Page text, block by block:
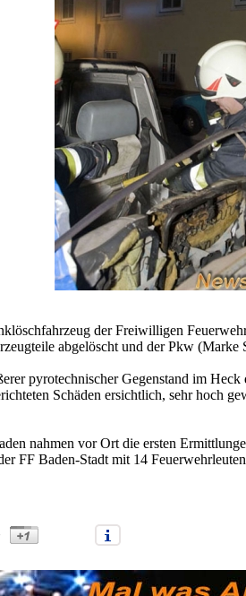
der Freiwilligen
abgelöscht und der Pkw
pyrotechnischer Gegenstand im
Schäden ersichtlich, sehr hoch
nahmen vor Ort die ersten
FF Baden-Stadt mit 14